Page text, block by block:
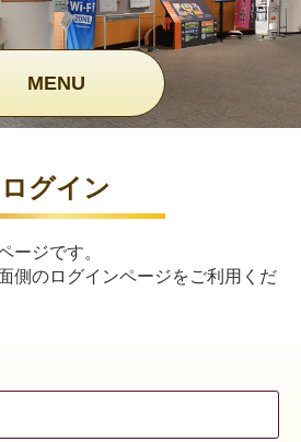
MENU
ログイン
ージです。
側のログインページをご利用くだ